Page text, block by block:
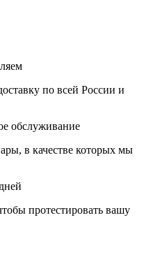
по всей России и
обслуживание
в качестве которых мы
протестировать вашу